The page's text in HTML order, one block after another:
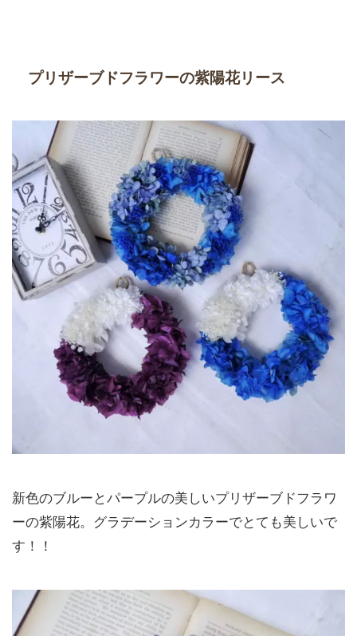
プリザーブドフラワーの紫陽花リース
新色のブルーとパープルの美しいプリザーブドフラワ
ーの紫陽花。グラデーションカラーでとても美しいで
す！！